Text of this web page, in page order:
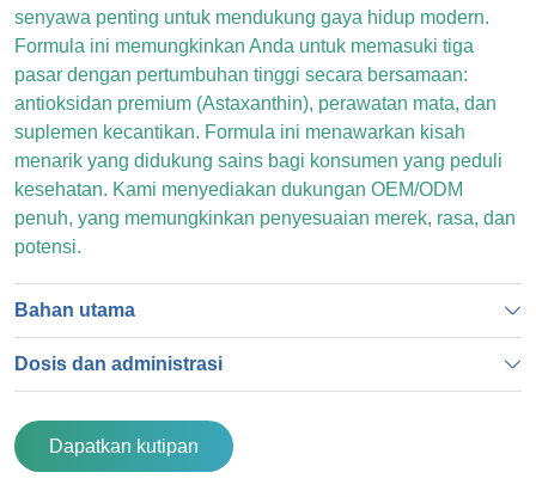
senyawa penting untuk mendukung gaya hidup modern.
Formula ini memungkinkan Anda untuk memasuki tiga
pasar dengan pertumbuhan tinggi secara bersamaan:
antioksidan premium (Astaxanthin), perawatan mata, dan
suplemen kecantikan. Formula ini menawarkan kisah
menarik yang didukung sains bagi konsumen yang peduli
kesehatan. Kami menyediakan dukungan OEM/ODM
penuh, yang memungkinkan penyesuaian merek, rasa, dan
potensi.
Bahan utama
Dosis dan administrasi
Dapatkan kutipan